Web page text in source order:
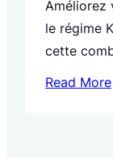
Améliorez
le régime
cette
Read More